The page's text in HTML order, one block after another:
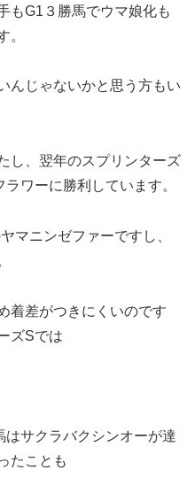
もG1３勝馬でウマ娘化も
。
んじゃないかと思う方もい
し、翌年のスプリンターズ
ワーに勝利しています。
マニンゼファーですし、
着差がつきにくいのです
ズSでは
はサクラバクシンオーが達
たことも